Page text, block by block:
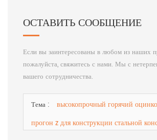
ОСТАВИТЬ СООБЩЕНИЕ
Если вы заинтересованы в любом из наших
пожалуйста, свяжитесь с нами. Мы с
вашего сотрудничества.
Тема :
высокопрочный горячий
прогон z для конструкции стальной